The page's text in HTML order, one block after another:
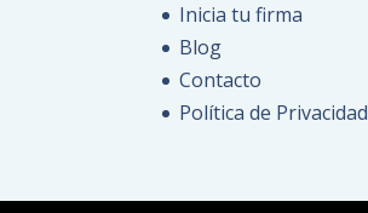
Inicia tu firma
Blog
Contacto
Política de Privacidad